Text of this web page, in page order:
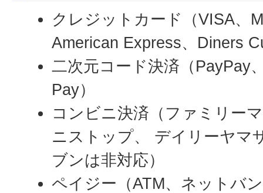
クレジットカード（VISA、
American Express、Diners
二次元コード決済（PayPay
Pay）
コンビニ決済（ファミリー
ニストップ、 デイリーヤ
ブンは非対応）
ペイジー（ATM、ネットバ